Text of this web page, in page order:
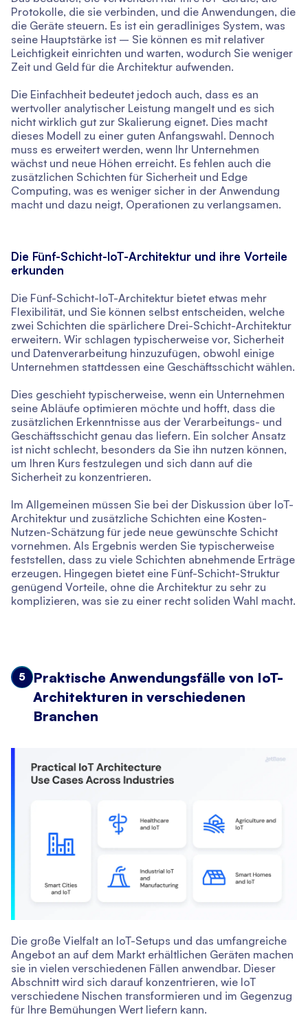
Protokolle, die sie verbinden, und die Anwendungen, die
die Geräte steuern. Es ist ein geradliniges System, was
seine Hauptstärke ist – Sie können es mit relativer
Leichtigkeit einrichten und warten, wodurch Sie weniger
Zeit und Geld für die Architektur aufwenden.
Die Einfachheit bedeutet jedoch auch, dass es an
wertvoller analytischer Leistung mangelt und es sich
nicht wirklich gut zur Skalierung eignet. Dies macht
dieses Modell zu einer guten Anfangswahl. Dennoch
muss es erweitert werden, wenn Ihr Unternehmen
wächst und neue Höhen erreicht. Es fehlen auch die
zusätzlichen Schichten für Sicherheit und Edge
Computing, was es weniger sicher in der Anwendung
macht und dazu neigt, Operationen zu verlangsamen.
Die Fünf-Schicht-IoT-Architektur und ihre Vorteile
erkunden
Die Fünf-Schicht-IoT-Architektur bietet etwas mehr
Flexibilität, und Sie können selbst entscheiden, welche
zwei Schichten die spärlichere Drei-Schicht-Architektur
erweitern. Wir schlagen typischerweise vor, Sicherheit
und Datenverarbeitung hinzuzufügen, obwohl einige
Unternehmen stattdessen eine Geschäftsschicht wählen.
Dies geschieht typischerweise, wenn ein Unternehmen
seine Abläufe optimieren möchte und hofft, dass die
zusätzlichen Erkenntnisse aus der Verarbeitungs- und
Geschäftsschicht genau das liefern. Ein solcher Ansatz
ist nicht schlecht, besonders da Sie ihn nutzen können,
um Ihren Kurs festzulegen und sich dann auf die
Sicherheit zu konzentrieren.
Im Allgemeinen müssen Sie bei der Diskussion über IoT-
Architektur und zusätzliche Schichten eine Kosten-
Nutzen-Schätzung für jede neue gewünschte Schicht
vornehmen. Als Ergebnis werden Sie typischerweise
feststellen, dass zu viele Schichten abnehmende Erträge
erzeugen. Hingegen bietet eine Fünf-Schicht-Struktur
genügend Vorteile, ohne die Architektur zu sehr zu
komplizieren, was sie zu einer recht soliden Wahl macht.
5
Praktische Anwendungsfälle von IoT-
Architekturen in verschiedenen
Branchen
Die große Vielfalt an IoT-Setups und das umfangreiche
Angebot an auf dem Markt erhältlichen Geräten machen
sie in vielen verschiedenen Fällen anwendbar. Dieser
Abschnitt wird sich darauf konzentrieren, wie IoT
verschiedene Nischen transformieren und im Gegenzug
für Ihre Bemühungen Wert liefern kann.